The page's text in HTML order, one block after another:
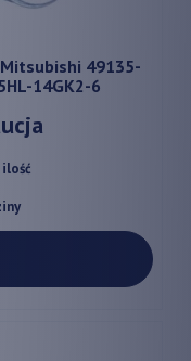
49135-
14GK2-6